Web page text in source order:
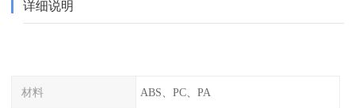
详细说明
材料 ABS、PC、PA